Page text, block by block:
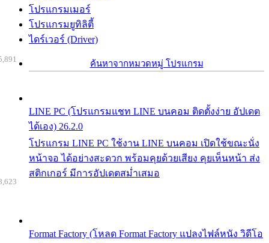
โปรแกรมเมอร์
โปรแกรมยูทิลิตี้
ไดร์เวอร์ (Driver)
ค้นหาจากหมวดหมู่ โปรแกรม
LINE PC (โปรแกรมแชท LINE บนคอม ติดตั้งง่าย อัปเดต
ได้เอง) 26.2.0
โปรแกรม LINE PC ใช้งาน LINE บนคอม เปิดใช้ขณะนั่ง
หน้าจอ ได้อย่างสะดวก พร้อมคุยด้วยเสียง คุยเห็นหน้า ส่ง
สติกเกอร์ มีการอัปเดตสม่ำเสมอ
Format Factory (โหลด Format Factory แปลงไฟล์หนัง วิดีโอ